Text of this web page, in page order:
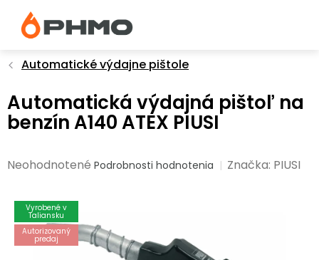
obsah
Automatické výdajne pištole
Automatická výdajná pištoľ na
benzín A140 ATEX PIUSI
Priemerné
0,0
Neohodnotené Podrobnosti hodnotenia Značka: PIUSI
Vyrobené v
Taliansku
Autorizovaný
predaj